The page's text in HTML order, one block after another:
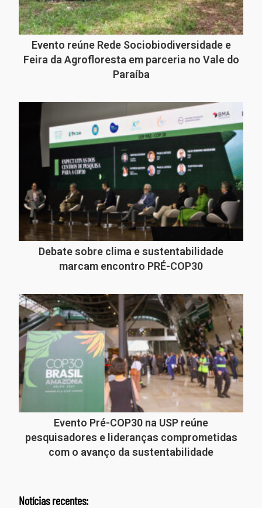
Evento reúne Rede Sociobiodiversidade e
Feira da Agrofloresta em parceria no Vale do
Paraíba
Debate sobre clima e sustentabilidade
marcam encontro PRÉ-COP30
Evento Pré-COP30 na USP reúne
pesquisadores e lideranças comprometidas
com o avanço da sustentabilidade
Notícias recentes: